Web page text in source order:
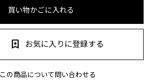
買い物かごに入れる
この商品について問い合わせる
お気に入りに登録する